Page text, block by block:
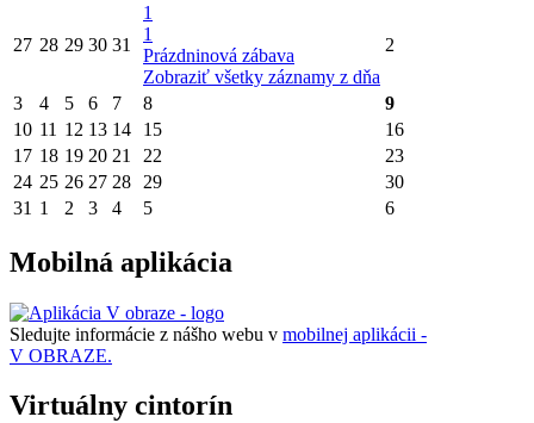
27 28 29 30 31
1
1
Prázdninová zábava
Zobraziť všetky záznamy z dňa
2
3 4 5 6 7 8
9
10 11 12 13 14 15
16
17 18 19 20 21 22
23
24 25 26 27 28 29
30
31 1 2 3 4 5 6
Mobilná aplikácia
Sledujte informácie z nášho webu v mobilnej aplikácii -
V OBRAZE.
Virtuálny cintorín